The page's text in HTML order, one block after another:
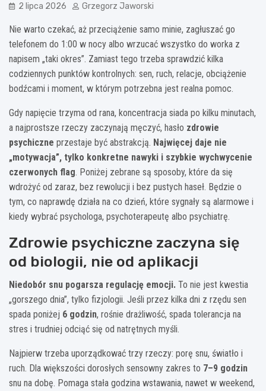
2 lipca 2026 Grzegorz Jaworski
Nie warto czekać, aż przeciążenie samo minie, zagłuszać go
telefonem do 1:00 w nocy albo wrzucać wszystko do worka z
napisem „taki okres”. Zamiast tego trzeba sprawdzić kilka
codziennych punktów kontrolnych: sen, ruch, relacje, obciążenie
bodźcami i moment, w którym potrzebna jest realna pomoc.
Gdy napięcie trzyma od rana, koncentracja siada po kilku minutach,
a najprostsze rzeczy zaczynają męczyć, hasło zdrowie
psychiczne przestaje być abstrakcją. Najwięcej daje nie
„motywacja”, tylko konkretne nawyki i szybkie wychwycenie
czerwonych flag. Poniżej zebrane są sposoby, które da się
wdrożyć od zaraz, bez rewolucji i bez pustych haseł. Będzie o
tym, co naprawdę działa na co dzień, które sygnały są alarmowe i
kiedy wybrać psychologa, psychoterapeutę albo psychiatrę.
Zdrowie psychiczne zaczyna się
od biologii, nie od aplikacji
Niedobór snu pogarsza regulację emocji. To nie jest kwestia
„gorszego dnia”, tylko fizjologii. Jeśli przez kilka dni z rzędu sen
spada poniżej 6 godzin, rośnie drażliwość, spada tolerancja na
stres i trudniej odciąć się od natrętnych myśli.
Najpierw trzeba uporządkować trzy rzeczy: porę snu, światło i
ruch. Dla większości dorosłych sensowny zakres to 7–9 godzin
snu na dobę. Pomaga stała godzina wstawania, nawet w weekend,